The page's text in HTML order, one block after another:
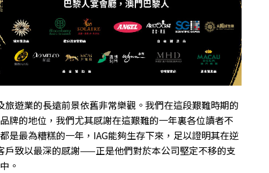
遊業的長遠前景依舊非常樂觀。我們在這段艱難時期的
牌的地位，我們尤其感謝在這艱難的一年裏各位讀者不
是最為糟糕的一年，IAG能夠生存下來，足以證明其在逆
戶致以最深的感謝——正是他們對於本公司堅定不移的支
。